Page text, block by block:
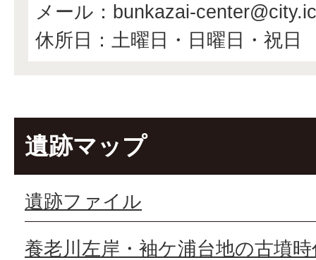
メール：bunkazai-
休所日：土曜日・日曜日・祝日
遺跡マップ
遺跡ファイル
養老川左岸・袖ケ浦台地の古墳